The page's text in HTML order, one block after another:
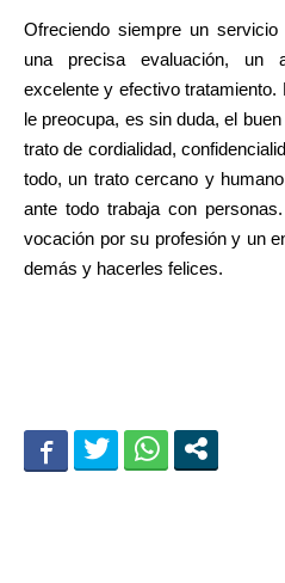
Ofreciendo siempre un servicio
una precisa evaluación, un
excelente y efectivo
le preocupa, es sin duda, el
trato de cordialidad,
todo, un trato cercano y
ante todo trabaja con
vocación por su profesión y un
demás y hacerles felices.